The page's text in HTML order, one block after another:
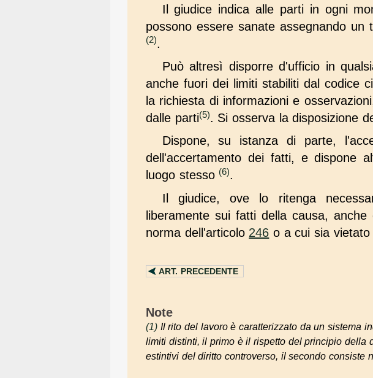
Il giudice indica alle parti in ogni
possono essere sanate assegnando
(2).
Può altresì disporre d'ufficio in
anche fuori dei limiti stabiliti dal codice
la richiesta di informazioni e
dalle parti(5). Si osserva la disposizione
Dispone, su istanza di parte,
dell'accertamento dei fatti, e dispone
luogo stesso (6).
Il giudice, ove lo ritenga
liberamente sui fatti della causa,
norma dell'articolo 246 o a cui sia
ART. PRECEDENTE
Note
(1) Il rito del lavoro è caratterizzato da un sistema
limiti distinti, il primo è il rispetto del principio della
estintivi del diritto controverso, il secondo consiste